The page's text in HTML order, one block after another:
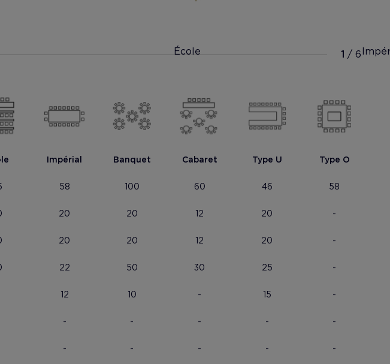
École
Impérial Banquet Cabaret Type U Type O
58 100 60 46 58
20 20 12 20 -
20 20 12 20 -
22 50 30 25 -
12 10 - 15 -
- - - - -
- - - - -